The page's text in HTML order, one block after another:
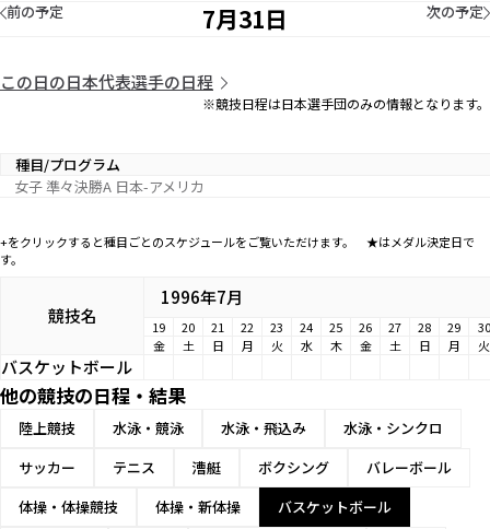
7月31日
前の予定 次の予定
この日の日本代表選手の日程
※競技日程は日本選手団のみの情報となります。
種目/プログラム
女子 準々決勝A 日本-アメリカ
+をクリックすると種目ごとのスケジュールをご覧いただけます。 ★はメダル決定日で
す。
競技名
1996年7月
19 20 21 22 23 24 25 26 27 28 29
30
金
土 日 月 火 水 木 金 土 日 月 火
バスケットボール
他の競技の日程・結果
陸上競技 水泳・競泳 水泳・飛込み
水泳・シンクロ
サッカー
テニス 漕艇 ボクシング
バレーボール
体操・体操競技
体操・新体操
バスケットボール